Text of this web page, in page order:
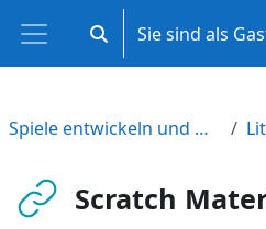
Zum Hauptinhalt
Website-Übersicht
Sucheingabe
Sie sind als
Spiele entwickeln und multimedial dokumentieren
Scratch